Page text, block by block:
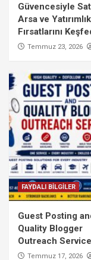
Güvencesiyle
Arsa ve
Fırsatlarını
Temmuz 23, 2026
FAYDALI BİLGİLER
Guest Posting
Quality Blogger
Outreach
Temmuz 17, 2026